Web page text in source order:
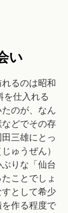
い
るのは昭和
を仕入れる
のが、なん
どでその存
三雄にとっ
ゅうぜん）
りな「仙台
ことでしょ
として希少
作る程度で